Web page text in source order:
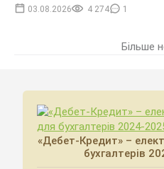
03.08.2026 4 274 1
Більше
«Дебет-Кредит» –
бухгалтерів